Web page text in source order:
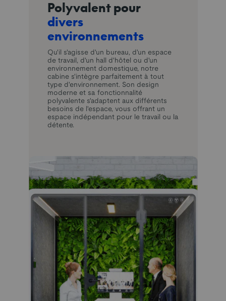
Polyvalent pour
divers
environnements
Qu'il s'agisse d'un bureau, d'un espace
de travail, d'un hall d'hôtel ou d'un
environnement domestique, notre
cabine s'intègre parfaitement à tout
type d'environnement. Son design
moderne et sa fonctionnalité
polyvalente s'adaptent aux différents
besoins de l'espace, vous offrant un
espace indépendant pour le travail ou la
détente.